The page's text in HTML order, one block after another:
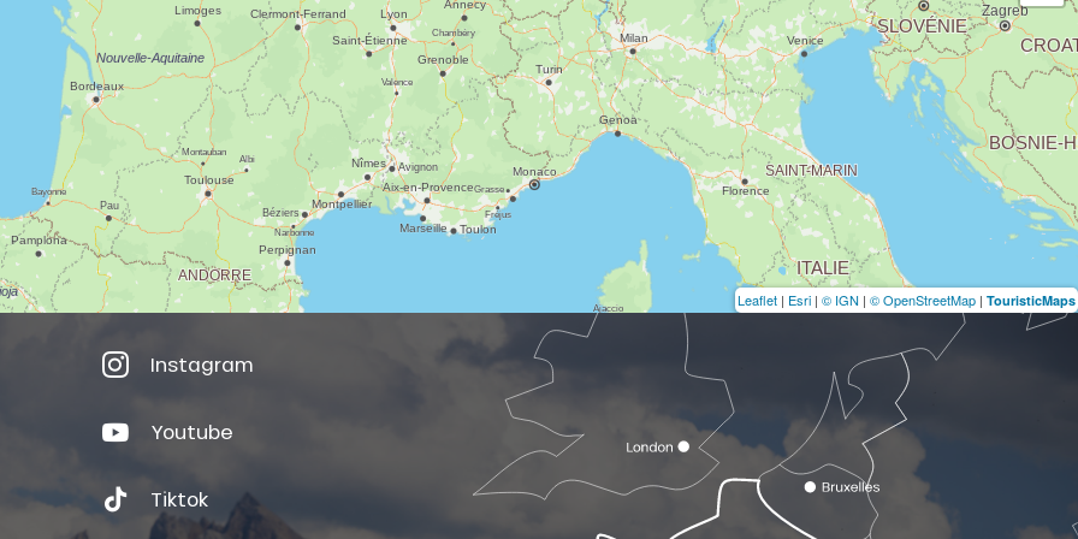
Leaflet | Esri | © IGN | © OpenStreetMap | TouristicMaps
Instagram
Youtube
Tiktok